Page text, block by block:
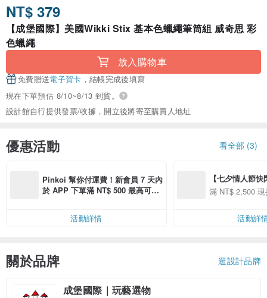
NT$ 379
【成堡國際】美國Wikki Stix 基本色蠟繩筆筒組 威奇思 彩
色蠟繩
放入購物車
免費贈送電子賀卡 ，結帳完成後填寫
現在下單預估 8/10~8/13 到貨。
設計館自行提供發票/收據，開立後將寄至購買人地址
優惠活動 看全部 (3)
Pinkoi 幫你付運費！新會員 7 天內
於 APP 下單滿 NT$ 500 最高可折
活動詳情
【七夕情人節
用 APP 購買任
滿 NT$ 2,500
活動詳
關於品牌 逛設計品牌
成堡國際｜玩藝選物